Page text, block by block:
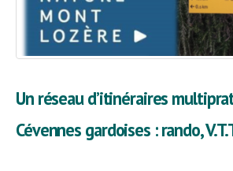
Un réseau d’itinéraires
Cévennes gardoises : rando,